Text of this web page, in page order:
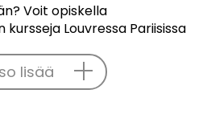
Voit opiskella
Louvressa Pariisissa
lisää